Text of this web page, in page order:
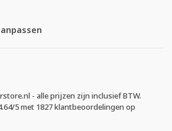
- alle prijzen zijn inclusief BTW.
/5met 1827klantbeoordelingen op